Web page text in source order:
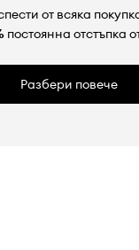
от всяка
постоянна отстъпка
Разбери повече